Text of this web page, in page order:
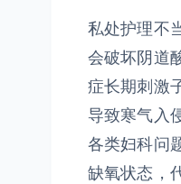
私处护理不
会破坏阴道
症长期刺激
导致寒气入
各类妇科问
缺氧状态，